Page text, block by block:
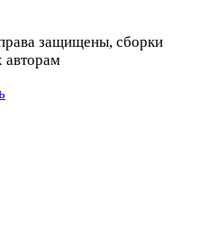
защищены, сборки
авторам